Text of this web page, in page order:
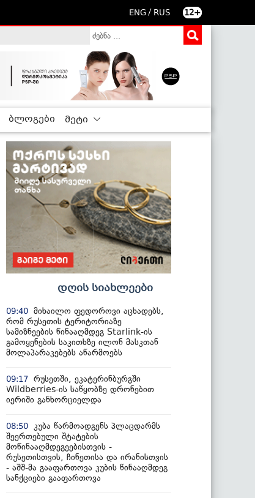
ENG / RUS 12+
ბლოგები მეტი
დღის სიახლეები
09:40 მიხაილო ფედოროვი აცხადებს,
რომ რუსეთის ტერიტორიაზე
სამიზნეების წინააღმდეგ Starlink-ის
გამოყენების საკითხზე ილონ მასკთან
მოლაპარაკებებს აწარმოებს
09:17 რუსეთში, ეკატერინბურგში
Wildberries-ის საწყობზე დრონებით
იერიში განხორციელდა
08:50 კუბა წარმოადგენს პლაცდარმს
შეერთებული შტატების
მოწინააღმდეგეებისთვის -
რუსეთისთვის, ჩინეთისა და ირანისთვის
- აშშ-მა გააფართოვა კუბის წინააღმდეგ
სანქციები გააფართოვა